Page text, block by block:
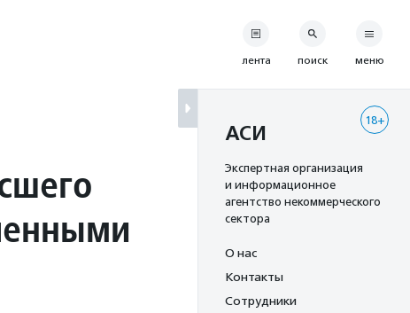
лента поиск меню
18+
АСИ
Экспертная организация
и информационное
агентство некоммерческого
сектора
О нас
Контакты
Сотрудники